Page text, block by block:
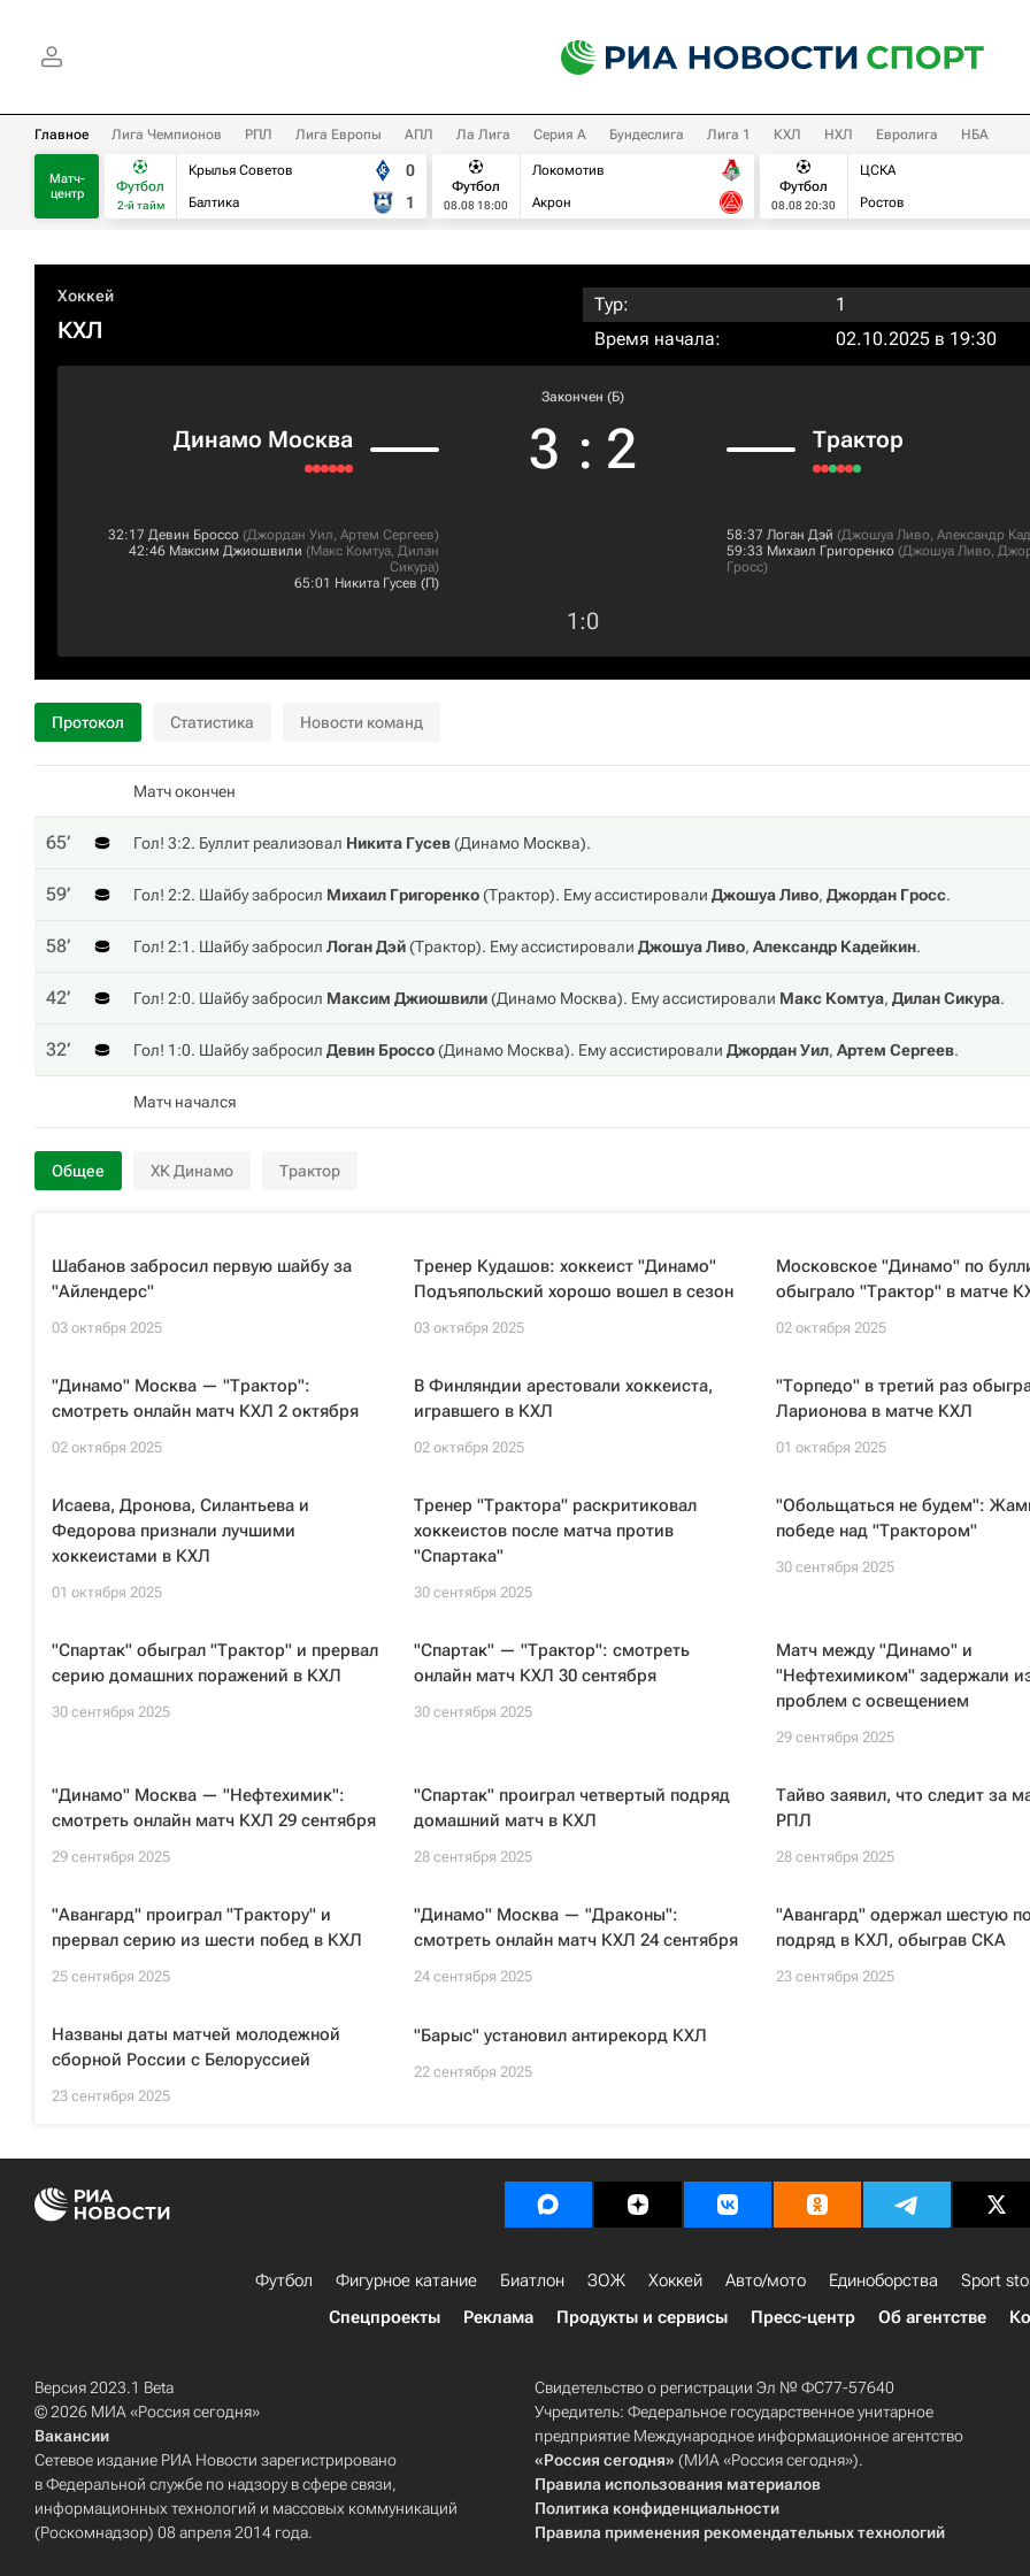
Главное Лига Чемпионов РПЛ Лига Европы АПЛ Ла Лига Серия А Бундеслига Лига 1 КХЛ НХЛ Евролига НБА
Матч-
центр
Футбол
2-й тайм
Крылья Советов
Балтика
0
1
Футбол
08.08 18:00
Локомотив
Акрон
Футбол
08.08 20:30
ЦСКА
Ростов
Хоккей
КХЛ
Тур:
1
Время начала:
02.10.2025 в 19:30
Динамо Москва
Закончен (Б)
3 : 2 Трактор
32:17 Девин Броссо (Джордан Уил, Артем Сергеев)
42:46 Максим Джиошвили (Макс Комтуа, Дилан
Сикура)
65:01 Никита Гусев (П)
58:37 Логан Дэй (Джошуа Ливо, Александр
59:33 Михаил Григоренко (Джошуа Ливо,
Гросс)
1 :0
Протокол Статистика Новости команд
Матч окончен
65‎’‎ Гол! 3:2. Буллит реализовал Никита Гусев(Динамо Москва).
59‎’‎ Гол! 2:2. Шайбу забросил Михаил Григоренко(Трактор). Ему ассистировали Джошуа Ливо, Джордан Гросс.
58‎’‎ Гол! 2:1. Шайбу забросил Логан Дэй(Трактор). Ему ассистировали Джошуа Ливо, Александр Кадейкин.
42‎’‎ Гол! 2:0. Шайбу забросил Максим Джиошвили(Динамо Москва). Ему ассистировали Макс Комтуа, Дилан Сикура.
32‎’‎ Гол! 1:0. Шайбу забросил Девин Броссо(Динамо Москва). Ему ассистировали Джордан Уил, Артем Сергеев.
Матч начался
Общее ХК Динамо Трактор
Шабанов забросил первую шайбу за
"Айлендерс"
03 октября 2025
Тренер Кудашов: хоккеист "Динамо"
Подъяпольский хорошо вошел в сезон
03 октября 2025
Московское "Динамо" по
обыграло "Трактор" в матче
02 октября 2025
"Динамо" Москва — "Трактор":
смотреть онлайн матч КХЛ 2 октября
02 октября 2025
В Финляндии арестовали хоккеиста,
игравшего в КХЛ
02 октября 2025
"Торпедо" в третий раз
Ларионова в матче КХЛ
01 октября 2025
Исаева, Дронова, Силантьева и
Федорова признали лучшими
хоккеистами в КХЛ
01 октября 2025
Тренер "Трактора" раскритиковал
хоккеистов после матча против
"Спартака"
30 сентября 2025
"Обольщаться не будем":
победе над "Трактором"
30 сентября 2025
"Спартак" обыграл "Трактор" и прервал
серию домашних поражений в КХЛ
30 сентября 2025
"Спартак" — "Трактор": смотреть
онлайн матч КХЛ 30 сентября
30 сентября 2025
Матч между "Динамо" и
"Нефтехимиком" задержали
проблем с освещением
29 сентября 2025
"Динамо" Москва — "Нефтехимик":
смотреть онлайн матч КХЛ 29 сентября
29 сентября 2025
"Спартак" проиграл четвертый подряд
домашний матч в КХЛ
28 сентября 2025
Тайво заявил, что следит за
РПЛ
28 сентября 2025
"Авангард" проиграл "Трактору" и
прервал серию из шести побед в КХЛ
25 сентября 2025
"Динамо" Москва — "Драконы":
смотреть онлайн матч КХЛ 24 сентября
24 сентября 2025
"Авангард" одержал шестую
подряд в КХЛ, обыграв СКА
23 сентября 2025
Названы даты матчей молодежной
сборной России с Белоруссией
23 сентября 2025
"Барыс" установил антирекорд КХЛ
22 сентября 2025
Футбол Фигурное катание Биатлон ЗОЖ Хоккей Авто/мото Единоборства Sport
Спецпроекты
Реклама Продукты и сервисы Пресс-центр Об агентстве
Версия 2023.1 Beta
© 2026 МИА «Россия сегодня»
Вакансии
Сетевое издание РИА Новости зарегистрировано
в Федеральной службе по надзору в сфере связи,
информационных технологий и массовых коммуникаций
(Роскомнадзор) 08 апреля 2014 года.
Свидетельство о регистрации Эл № ФС77-57640
Учредитель: Федеральное государственное унитарное
предприятие Международное информационное агентство
«Россия сегодня» (МИА «Россия сегодня»).
Правила использования материалов
Политика конфиденциальности
Правила применения рекомендательных технологий